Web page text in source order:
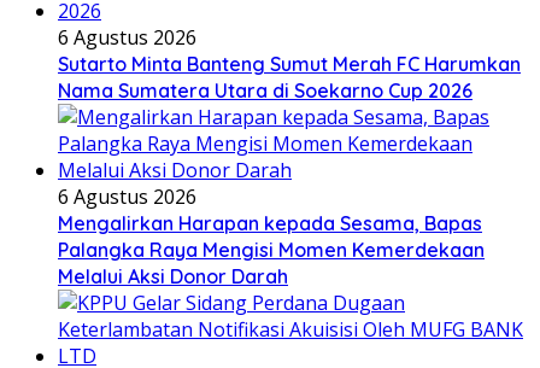
6 Agustus 2026
Sutarto Minta Banteng Sumut Merah FC Harumkan
Nama Sumatera Utara di Soekarno Cup 2026
6 Agustus 2026
Mengalirkan Harapan kepada Sesama, Bapas
Palangka Raya Mengisi Momen Kemerdekaan
Melalui Aksi Donor Darah